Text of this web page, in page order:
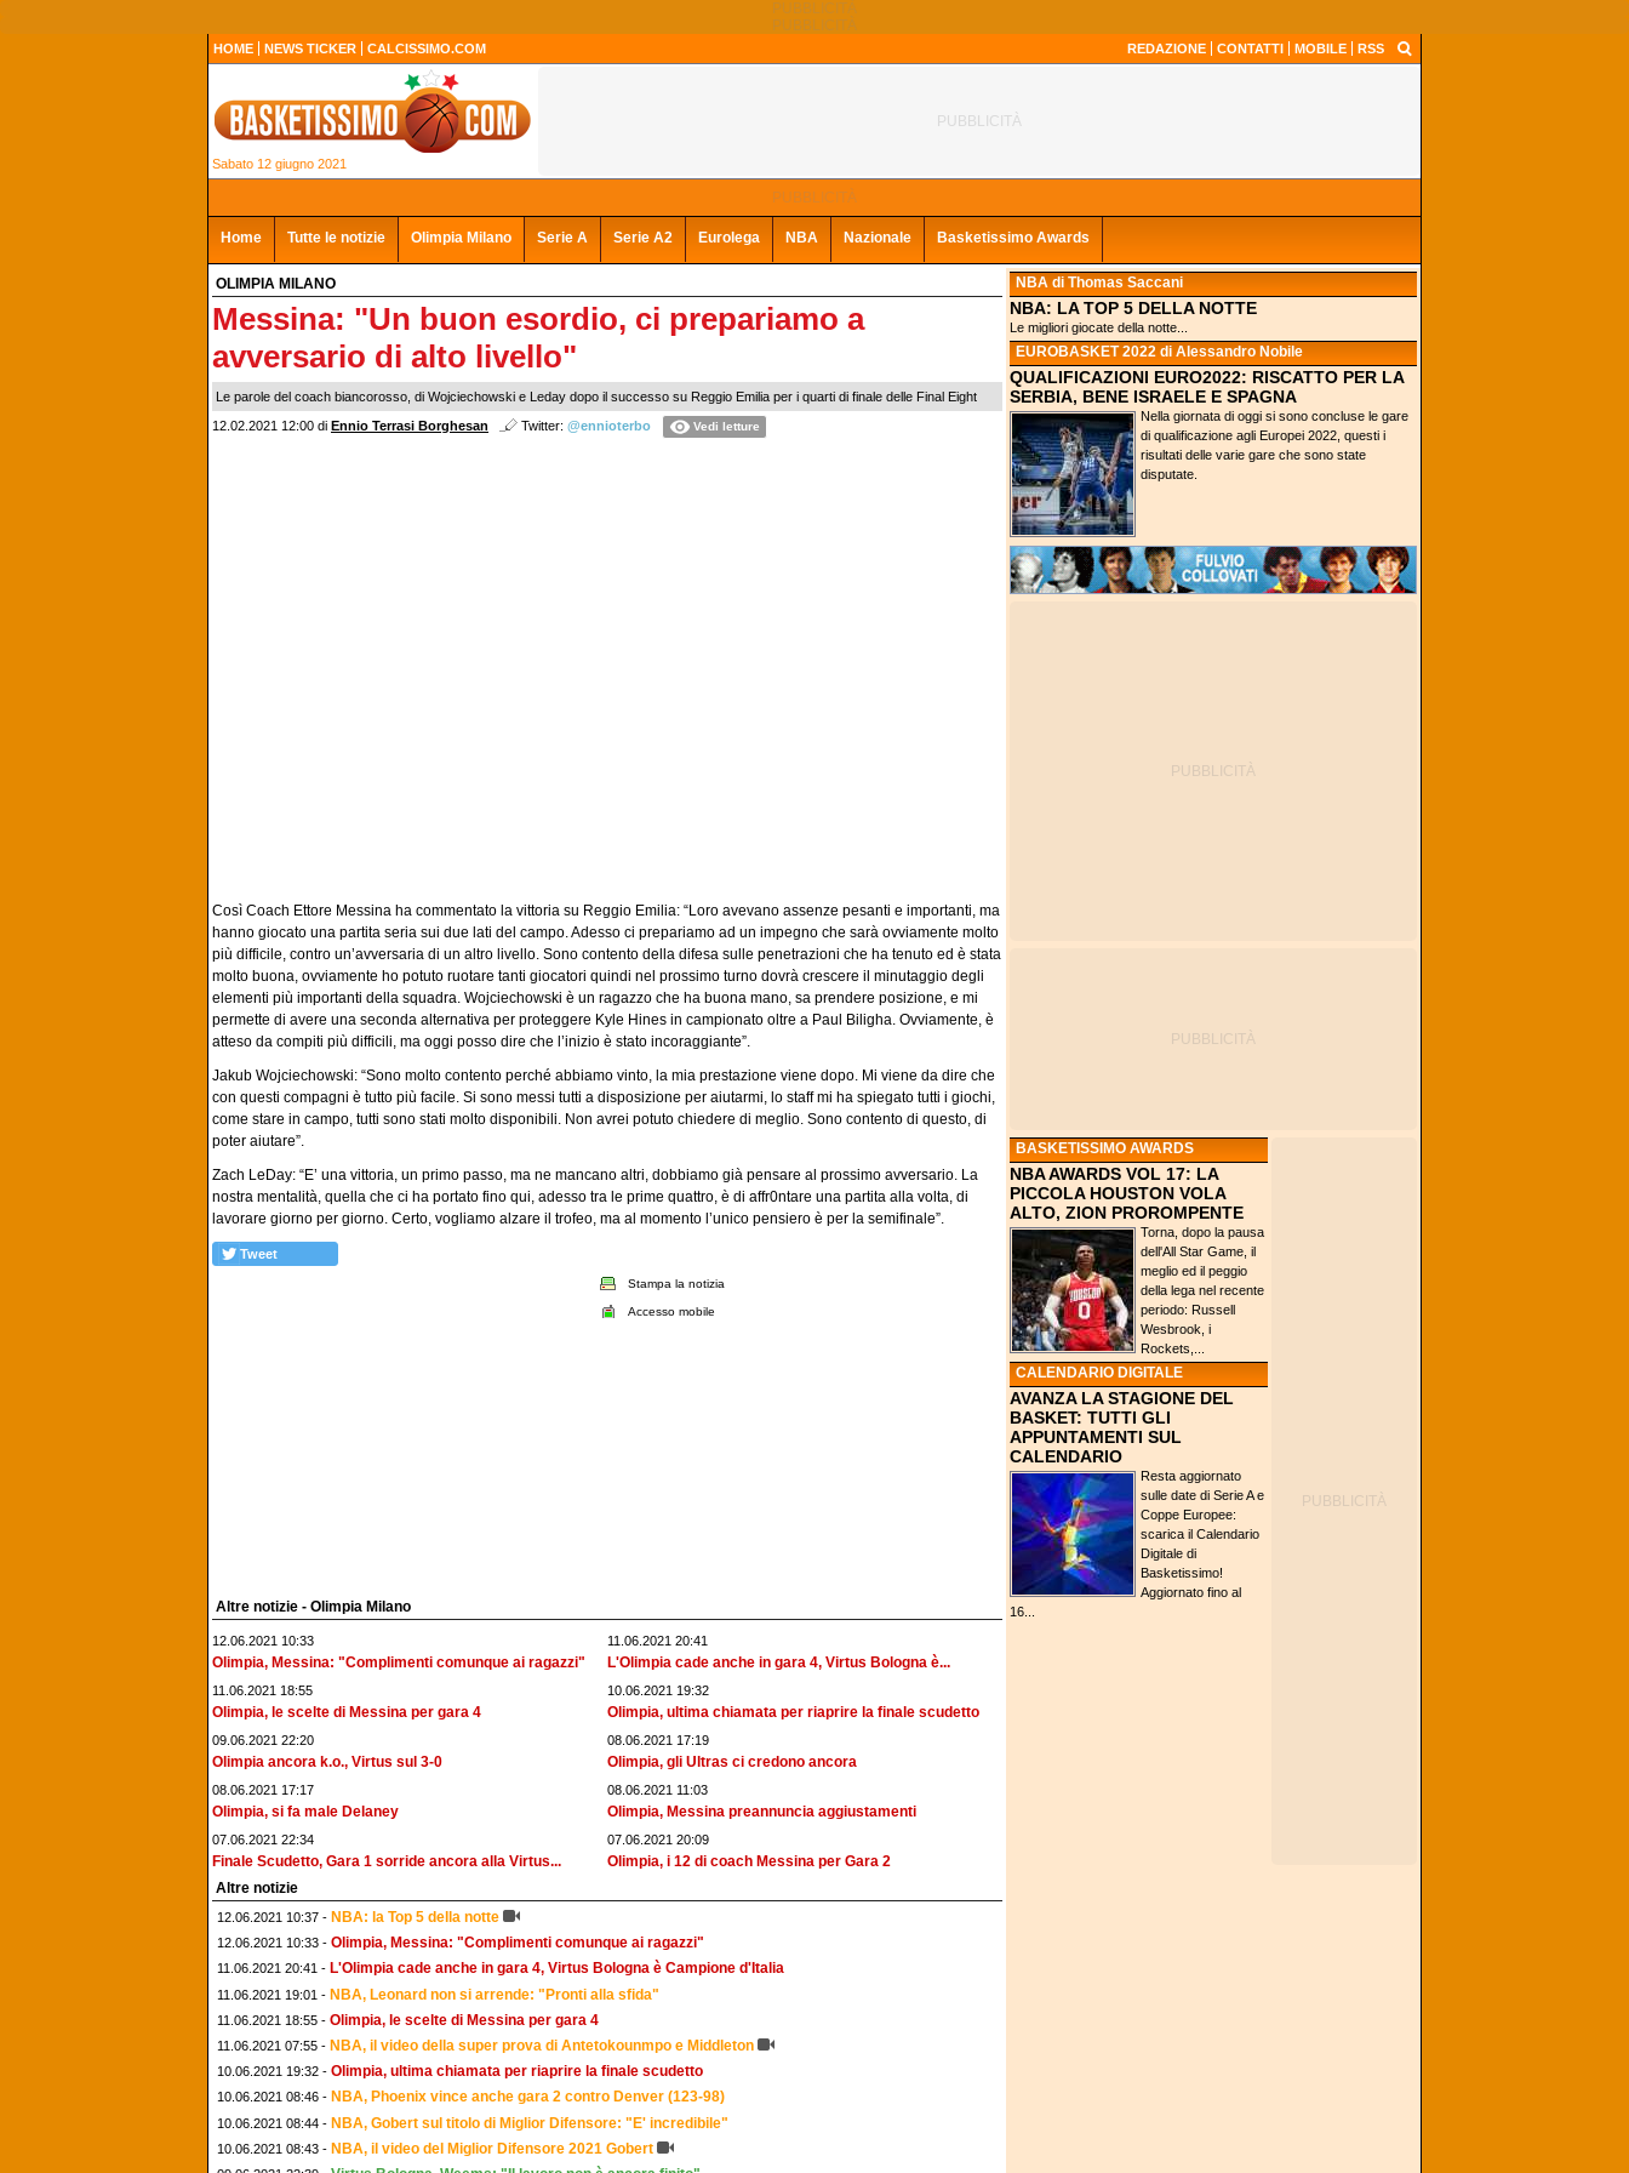
HOME NEWS TICKER CALCISSIMO.COM REDAZIONE CONTATTI MOBILE RSS
Sabato 12 giugno 2021
Home Tutte le notizie Olimpia Milano Serie A Serie A2 Eurolega NBA Nazionale Basketissimo Awards
OLIMPIA MILANO
Messina: "Un buon esordio, ci prepariamo a
avversario di alto livello"
Le parole del coach biancorosso, di Wojciechowski e Leday dopo il successo su Reggio Emilia per i quarti di finale delle Final Eight
12.02.2021 12:00 di Ennio Terrasi Borghesan Twitter: @ennioterbo Vedi letture
Così Coach Ettore Messina ha commentato la vittoria su Reggio Emilia: “Loro avevano assenze pesanti e importanti, ma
hanno giocato una partita seria sui due lati del campo. Adesso ci prepariamo ad un impegno che sarà ovviamente molto
più difficile, contro un’avversaria di un altro livello. Sono contento della difesa sulle penetrazioni che ha tenuto ed è stata
molto buona, ovviamente ho potuto ruotare tanti giocatori quindi nel prossimo turno dovrà crescere il minutaggio degli
elementi più importanti della squadra. Wojciechowski è un ragazzo che ha buona mano, sa prendere posizione, e mi
permette di avere una seconda alternativa per proteggere Kyle Hines in campionato oltre a Paul Biligha. Ovviamente, è
atteso da compiti più difficili, ma oggi posso dire che l’inizio è stato incoraggiante”.
Jakub Wojciechowski: “Sono molto contento perché abbiamo vinto, la mia prestazione viene dopo. Mi viene da dire che
con questi compagni è tutto più facile. Si sono messi tutti a disposizione per aiutarmi, lo staff mi ha spiegato tutti i giochi,
come stare in campo, tutti sono stati molto disponibili. Non avrei potuto chiedere di meglio. Sono contento di questo, di
poter aiutare”.
Zach LeDay: “E’ una vittoria, un primo passo, ma ne mancano altri, dobbiamo già pensare al prossimo avversario. La
nostra mentalità, quella che ci ha portato fino qui, adesso tra le prime quattro, è di affr0ntare una partita alla volta, di
lavorare giorno per giorno. Certo, vogliamo alzare il trofeo, ma al momento l’unico pensiero è per la semifinale”.
Tweet
Stampa la notizia
Accesso mobile
Altre notizie - Olimpia Milano
12.06.2021 10:33
Olimpia, Messina: "Complimenti comunque ai ragazzi"
11.06.2021 20:41
L'Olimpia cade anche in gara 4, Virtus Bologna è...
11.06.2021 18:55
Olimpia, le scelte di Messina per gara 4
10.06.2021 19:32
Olimpia, ultima chiamata per riaprire la finale scudetto
09.06.2021 22:20
Olimpia ancora k.o., Virtus sul 3-0
08.06.2021 17:19
Olimpia, gli Ultras ci credono ancora
08.06.2021 17:17
Olimpia, si fa male Delaney
08.06.2021 11:03
Olimpia, Messina preannuncia aggiustamenti
07.06.2021 22:34
Finale Scudetto, Gara 1 sorride ancora alla Virtus...
07.06.2021 20:09
Olimpia, i 12 di coach Messina per Gara 2
Altre notizie
12.06.2021 10:37 - NBA: la Top 5 della notte
12.06.2021 10:33 - Olimpia, Messina: "Complimenti comunque ai ragazzi"
11.06.2021 20:41 - L'Olimpia cade anche in gara 4, Virtus Bologna è Campione d'Italia
11.06.2021 19:01 - NBA, Leonard non si arrende: "Pronti alla sfida"
11.06.2021 18:55 - Olimpia, le scelte di Messina per gara 4
11.06.2021 07:55 - NBA, il video della super prova di Antetokounmpo e Middleton
10.06.2021 19:32 - Olimpia, ultima chiamata per riaprire la finale scudetto
10.06.2021 08:46 - NBA, Phoenix vince anche gara 2 contro Denver (123-98)
10.06.2021 08:44 - NBA, Gobert sul titolo di Miglior Difensore: "E' incredibile"
10.06.2021 08:43 - NBA, il video del Miglior Difensore 2021 Gobert
NBA di Thomas Saccani
NBA: LA TOP 5 DELLA NOTTE
Le migliori giocate della notte...
EUROBASKET 2022 di Alessandro Nobile
QUALIFICAZIONI EURO2022: RISCATTO PER LA
SERBIA, BENE ISRAELE E SPAGNA
Nella giornata di oggi si sono concluse le gare
di qualificazione agli Europei 2022, questi i
risultati delle varie gare che sono state
disputate.
BASKETISSIMO AWARDS
NBA AWARDS VOL 17: LA
PICCOLA HOUSTON VOLA
ALTO, ZION PROROMPENTE
Torna, dopo la pausa
dell'All Star Game, il
meglio ed il peggio
della lega nel recente
periodo: Russell
Wesbrook, i
Rockets,...
CALENDARIO DIGITALE
AVANZA LA STAGIONE DEL
BASKET: TUTTI GLI
APPUNTAMENTI SUL
CALENDARIO
Resta aggiornato
sulle date di Serie A e
Coppe Europee:
scarica il Calendario
Digitale di
Basketissimo!
Aggiornato fino al
16...